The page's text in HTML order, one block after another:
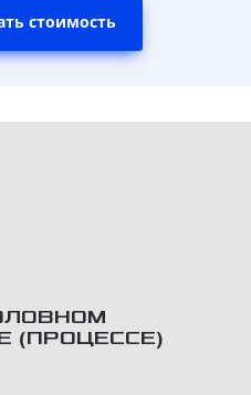
стоимость
(ПРОЦЕССЕ)